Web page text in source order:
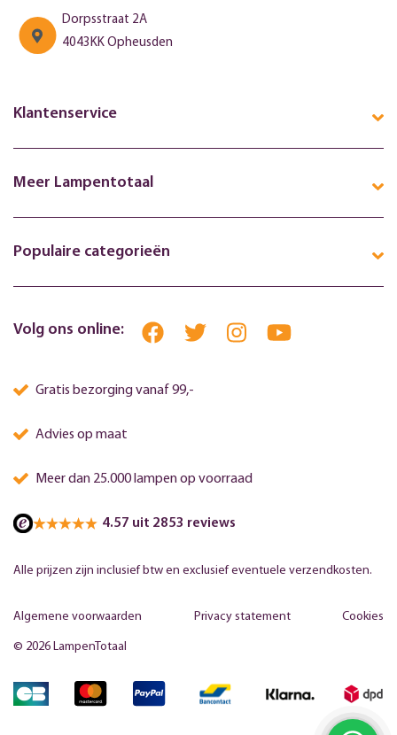
Dorpsstraat 2A
4043KK Opheusden
Klantenservice
Meer Lampentotaal
Populaire categorieën
Volg ons online:
Gratis bezorging vanaf 99,-
Advies op maat
Meer dan 25.000 lampen op voorraad
4.57 uit 2853 reviews
Alle prijzen zijn inclusief btw en exclusief eventuele verzendkosten.
© 2026 LampenTotaal
Algemene voorwaarden Privacy statement Cookies